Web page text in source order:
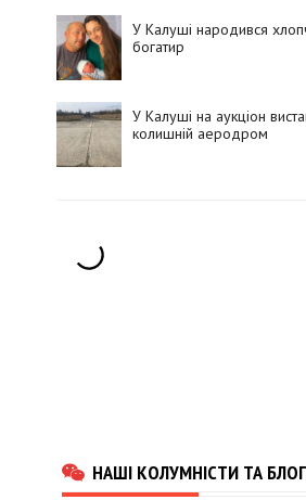
У Калуші народився
богатир
У Калуші на аукціон
колишній аеродром
НАШІ КОЛУМНІСТИ ТА